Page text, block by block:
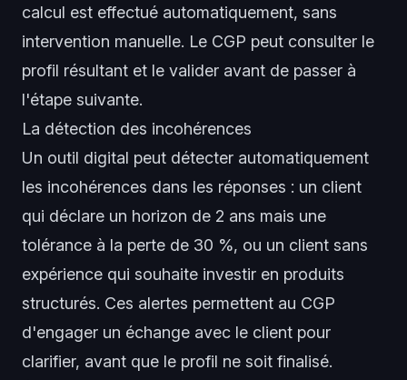
calcul est effectué automatiquement, sans
intervention manuelle. Le CGP peut consulter le
profil résultant et le valider avant de passer à
l'étape suivante.
La détection des incohérences
Un outil digital peut détecter automatiquement
les incohérences dans les réponses : un client
qui déclare un horizon de 2 ans mais une
tolérance à la perte de 30 %, ou un client sans
expérience qui souhaite investir en produits
structurés. Ces alertes permettent au CGP
d'engager un échange avec le client pour
clarifier, avant que le profil ne soit finalisé.